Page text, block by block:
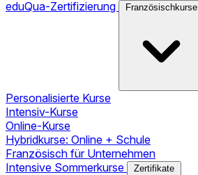
eduQua-Zertifizierung
Französischkurse
Personalisierte Kurse
Intensiv-Kurse
Online-Kurse
Hybridkurse: Online + Schule
Französisch für Unternehmen
Intensive Sommerkurse
Zertifikate